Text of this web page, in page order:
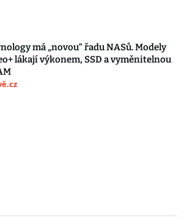
má „novou“ řadu NASů. Modely
lákají výkonem, SSD a vyměnitelnou